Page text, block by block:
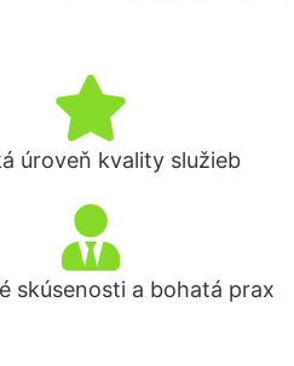
úroveň kvality služieb
skúsenosti a bohatá prax